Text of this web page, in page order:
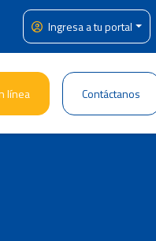
Ingresa a tu portal
línea Contáctanos